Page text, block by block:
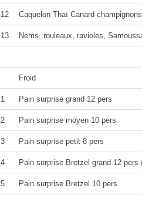
12 Caquelon Thaï Canard
13 Nems, rouleaux, ravioles,
Froid
1 Pain surprise grand 12 pers
2 Pain surprise moyen 10 pers
3 Pain surprise petit 8 pers
4 Pain surprise Bretzel grand 12 pers
5 Pain surprise Bretzel 10 pers